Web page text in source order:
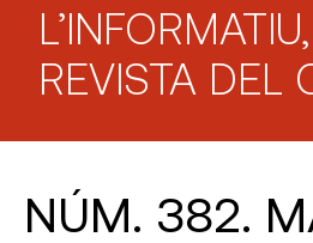
REVISTA DEL
NÚM. 382.